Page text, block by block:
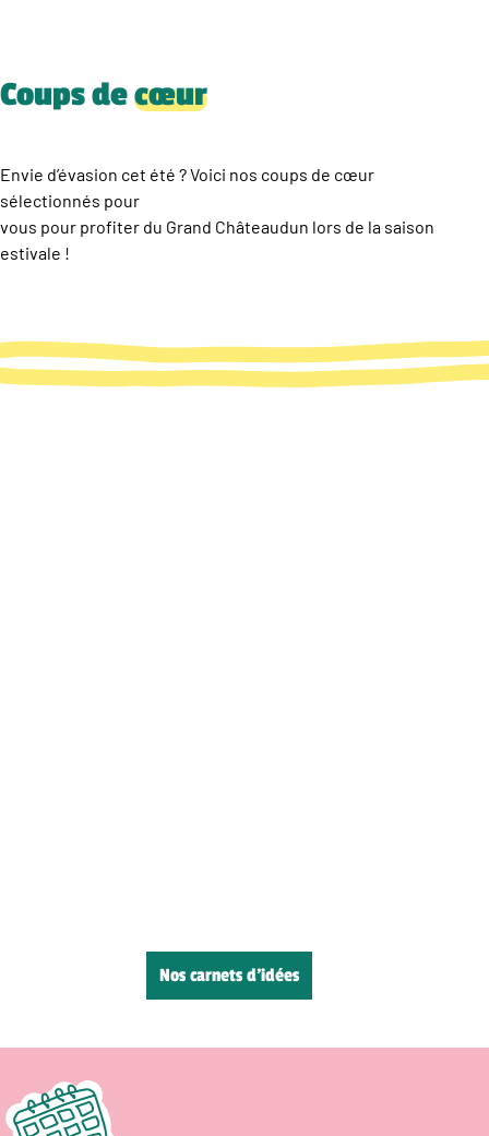
Coups decœur
Envie d’évasion cet été ? Voici nos coups de cœur
sélectionnés pour
vous pour profiter du Grand Châteaudun lors de la saison
estivale !
Nos carnets d’idées